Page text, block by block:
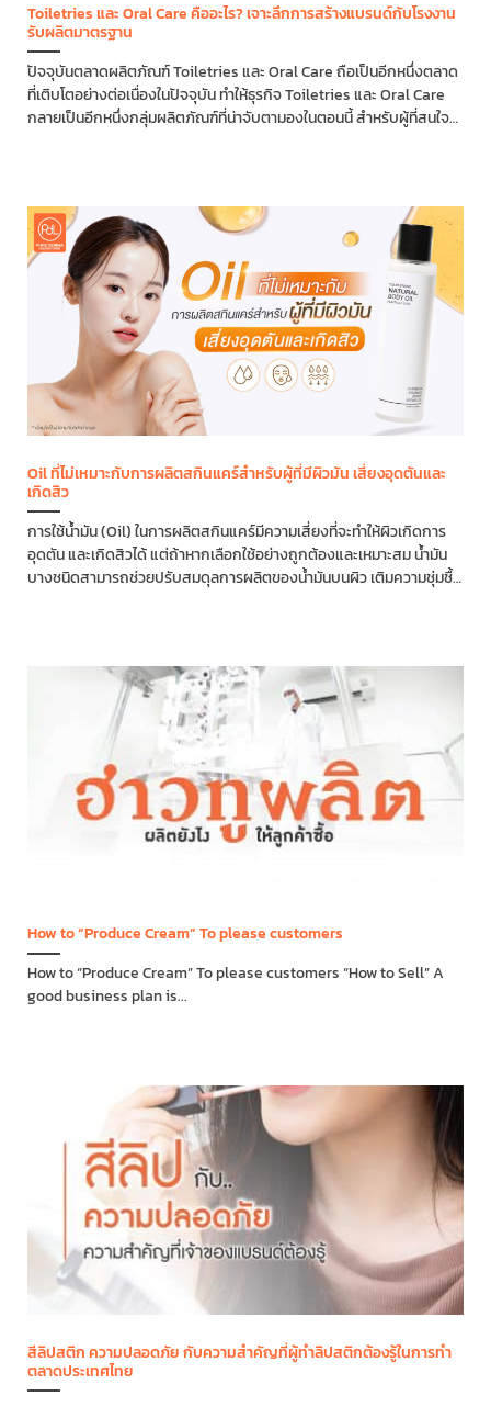
Toiletries และ Oral Care คืออะไร? เจาะลึกการสร้างแบรนด์กับโรงงาน
รับผลิตมาตรฐาน
ปัจจุบันตลาดผลิตภัณฑ์ Toiletries และ Oral Care ถือเป็นอีกหนึ่งตลาด
ที่เติบโตอย่างต่อเนื่องในปัจจุบัน ทำให้ธุรกิจ Toiletries และ Oral Care
กลายเป็นอีกหนึ่งกลุ่มผลิตภัณฑ์ที่น่าจับตามองในตอนนี้ สำหรับผู้ที่สนใจ
Oil ที่ไม่เหมาะกับการผลิตสกินแคร์สำหรับผู้ที่มีผิวมัน เสี่ยงอุดตันและ
เกิดสิว
การใช้น้ำมัน (Oil) ในการผลิตสกินแคร์มีความเสี่ยงที่จะทำให้ผิวเกิดการ
อุดตัน และเกิดสิวได้ แต่ถ้าหากเลือกใช้อย่างถูกต้องและเหมาะสม น้ำมัน
บางชนิดสามารถช่วยปรับสมดุลการผลิตของน้ำมันบนผิว เติมความชุ่มชื้น
How to “Produce Cream” To please customers
How to “Produce Cream” To please customers “How to Sell” A
good business plan is...
สีลิปสติก ความปลอดภัย กับความสำคัญที่ผู้ทำลิปสติกต้องรู้ในการทำ
ตลาดประเทศไทย